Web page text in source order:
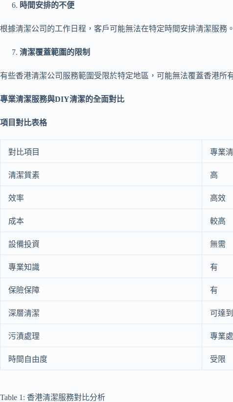
時間安排的不便
根據清潔公司的工作日程，客戶可能無法在特定時間安排清潔服
清潔覆蓋範圍的限制
有些香港清潔公司服務範圍受限於特定地區，可能無法覆蓋香港所
專業清潔服務與DIY清潔的全面對比
項目對比表格
對比項目 專業
清潔質素 高
效率 高效
成本 較高
設備投資 無需
專業知識 有
保險保障 有
深層清潔 可達到
污漬處理 專業
時間自由度 受限
Table 1: 香港清潔服務對比分析